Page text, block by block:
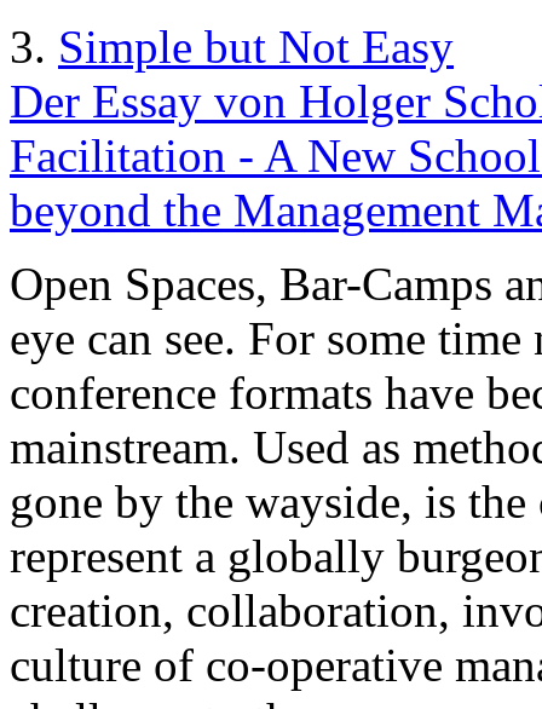
3. Simple but Not Easy
Der Essay von Holger
Facilitation - A New
beyond the Management
Open Spaces, Bar-Camps
eye can see. For some
conference formats have
mainstream. Used as
gone by the wayside, is
represent a globally
creation, collaboration,
culture of co-operative